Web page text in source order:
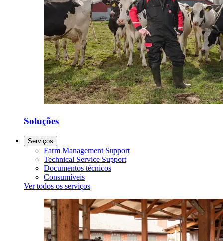
Soluções
Serviços
Farm Management Support
Technical Service Support
Documentos técnicos
Consumíveis
Ver todos os serviços